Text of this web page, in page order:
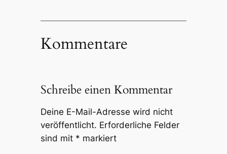
Kommentare
Schreibe einen Kommentar
Deine E-Mail-Adresse wird nicht
veröffentlicht. Erforderliche Felder
sind mit * markiert